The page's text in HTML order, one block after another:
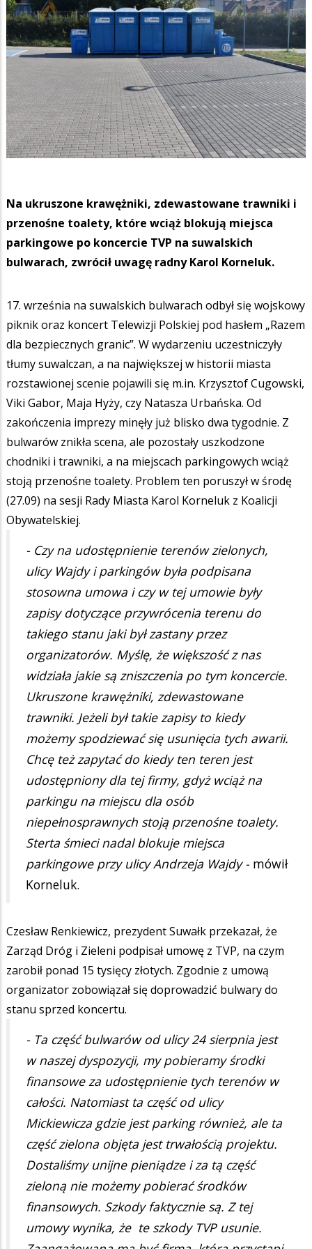
Na ukruszone krawężniki, zdewastowane trawniki i
przenośne toalety, które wciąż blokują miejsca
parkingowe po koncercie TVP na suwalskich
bulwarach, zwrócił uwagę radny Karol Korneluk.
17. września na suwalskich bulwarach odbył się wojskowy
piknik oraz koncert Telewizji Polskiej pod hasłem „Razem
dla bezpiecznych granic”. W wydarzeniu uczestniczyły
tłumy suwalczan, a na największej w historii miasta
rozstawionej scenie pojawili się m.in. Krzysztof Cugowski,
Viki Gabor, Maja Hyży, czy Natasza Urbańska. Od
zakończenia imprezy minęły już blisko dwa tygodnie. Z
bulwarów znikła scena, ale pozostały uszkodzone
chodniki i trawniki, a na miejscach parkingowych wciąż
stoją przenośne toalety. Problem ten poruszył w środę
(27.09) na sesji Rady Miasta Karol Korneluk z Koalicji
Obywatelskiej.
- Czy na udostępnienie terenów zielonych,
ulicy Wajdy i parkingów była podpisana
stosowna umowa i czy w tej umowie były
zapisy dotyczące przywrócenia terenu do
takiego stanu jaki był zastany przez
organizatorów. Myślę, że większość z nas
widziała jakie są zniszczenia po tym koncercie.
Ukruszone krawężniki, zdewastowane
trawniki. Jeżeli był takie zapisy to kiedy
możemy spodziewać się usunięcia tych awarii.
Chcę też zapytać do kiedy ten teren jest
udostępniony dla tej firmy, gdyż wciąż na
parkingu na miejscu dla osób
niepełnosprawnych stoją przenośne toalety.
Sterta śmieci nadal blokuje miejsca
parkingowe przy ulicy Andrzeja Wajdy - mówił
Korneluk.
Czesław Renkiewicz, prezydent Suwałk przekazał, że
Zarząd Dróg i Zieleni podpisał umowę z TVP, na czym
zarobił ponad 15 tysięcy złotych. Zgodnie z umową
organizator zobowiązał się doprowadzić bulwary do
stanu sprzed koncertu.
- Ta część bulwarów od ulicy 24 sierpnia jest
w naszej dyspozycji, my pobieramy środki
finansowe za udostępnienie tych terenów w
całości. Natomiast ta część od ulicy
Mickiewicza gdzie jest parking również, ale ta
część zielona objęta jest trwałością projektu.
Dostaliśmy unijne pieniądze i za tą część
zieloną nie możemy pobierać środków
finansowych. Szkody faktycznie są. Z tej
umowy wynika, że te szkody TVP usunie.